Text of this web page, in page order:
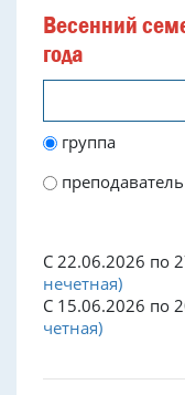
Весенний
года
группа
преподаватель
С 22.06.2026 по
нечетная)
С 15.06.2026 по
четная)